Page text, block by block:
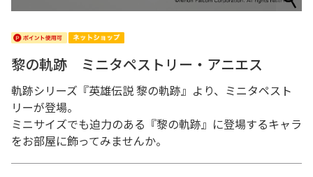
黎の軌跡 ミニタペストリー・アニエス
軌跡シリーズ『英雄伝説 黎の軌跡』より、ミニタペスト
リーが登場。
ミニサイズでも迫力のある『黎の軌跡』に登場するキャラ
をお部屋に飾ってみませんか。